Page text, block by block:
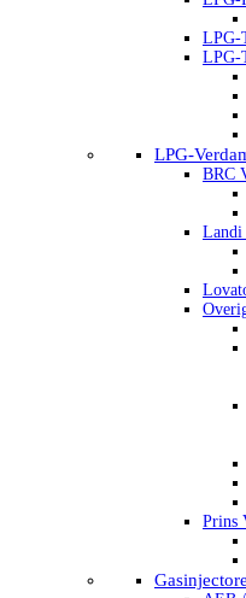
LPG-
LPG-
LPG-
BRC
Landi
Prins